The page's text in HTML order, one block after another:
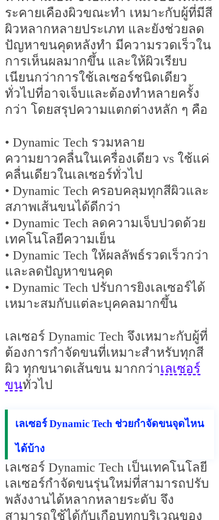
ระคายเคืองผิวขณะทำ เหมาะกับผู้ที่มีสี
ผิวหลากหลายประเภท และยังช่วยลด
ปัญหาขนคุดหลังทำ มีความรวดเร็วใน
การเห็นผลมากขึ้น และให้ผิวเรียบ
เนียนกว่าการใช้เลเซอร์ชนิดเดียว
ทั่วไปที่อาจเจ็บและต้องทำหลายครั้ง
กว่า โดยสรุปความแตกต่างหลัก ๆ คือ
• Dynamic Tech รวมหลาย
ความยาวคลื่นในเครื่องเดียว vs ใช้แค่
คลื่นเดียวในเลเซอร์ทั่วไป
• Dynamic Tech ครอบคลุมทุกสีผิวและ
สภาพเส้นขนได้ดีกว่า
• Dynamic Tech ลดความเจ็บปวดด้วย
เทคโนโลยีความเย็น
• Dynamic Tech ให้ผลลัพธ์รวดเร็วกว่า
และลดปัญหาขนคุด
• Dynamic Tech ปรับการยิงเลเซอร์ได้
เหมาะสมกับแต่ละบุคคลมากขึ้น
เลเซอร์ Dynamic Tech จึงเหมาะกับผู้ที่
ต้องการกำจัดขนที่เหมาะสำหรับทุกสี
ผิว ทุกขนาดเส้นขน มากกว่าเลเซอร์
ขนทั่วไป
เลเซอร์ Dynamic Tech ช่วยกำจัดขนจุดไหน
ได้บ้าง
เลเซอร์ Dynamic Tech เป็นเทคโนโลยี
เลเซอร์กำจัดขนรุ่นใหม่ที่สามารถปรับ
พลังงานได้หลากหลายระดับ จึง
สามารถใช้ได้กับเกือบทุกบริเวณของ